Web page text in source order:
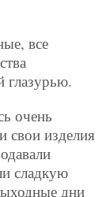
все
глазурью.
очень
свои изделия
сладкую
дни